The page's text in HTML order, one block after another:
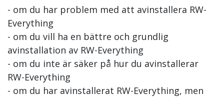
- om du har problem med att avinstallera RW-
Everything
- om du vill ha en bättre och grundlig
avinstallation av RW-Everything
- om du inte är säker på hur du avinstallerar
RW-Everything
- om du har avinstallerat RW-Everything, men